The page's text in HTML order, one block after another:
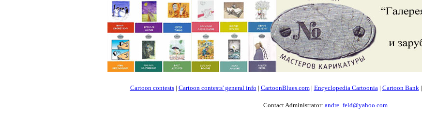
Cartoon contests| Cartoon contests' general info | CartoonBlues.com| Encyclopedia Cartoonia| Cartoon Bank|
Contact Administrator: andre_feld@yahoo.com